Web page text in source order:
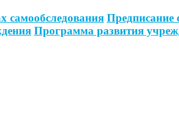
самообследования Предписание
Программа развития